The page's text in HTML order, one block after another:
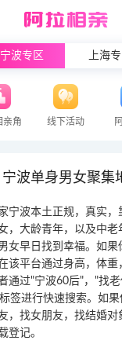
宁波专区 上海
亲角 线下活动
宁波单身男女聚集
宁波本土正规，真实，
，大龄青年，以及中
女早日找到幸福。如
该平台通过身高，体重
通过"宁波60后"，"找
签进行快速搜索。如果
，找女朋友，找结婚对
登记。